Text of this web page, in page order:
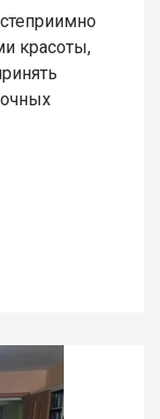
красоты,